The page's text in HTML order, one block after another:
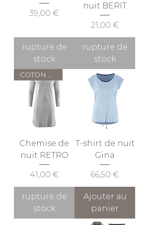
Prix
39,00 €
rupture de
stock
nuit BERIT
Prix
21,00 €
rupture de
stock
COTON BIO
Chemise de
nuit RETRO
Prix
41,00 €
rupture de
stock
T-shirt de nuit
Gina
Prix
66,50 €
Ajouter au
panier